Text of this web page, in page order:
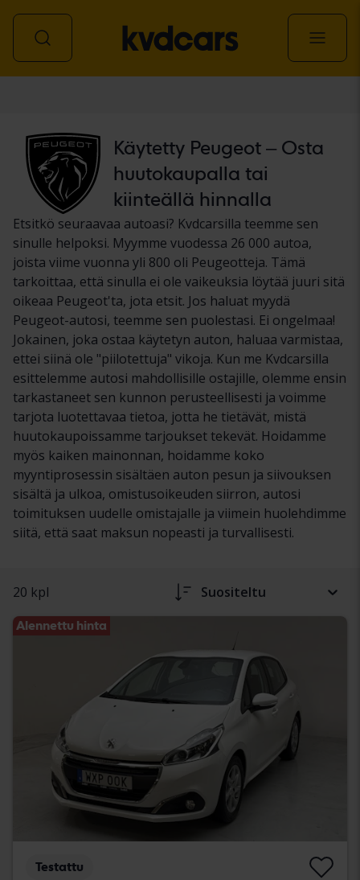
Käytetty Peugeot – Osta
huutokaupalla tai
kiinteällä hinnalla
Etsitkö seuraavaa autoasi? Kvdcarsilla teemme sen
sinulle helpoksi. Myymme vuodessa 26 000 autoa,
joista viime vuonna yli 800 oli Peugeotteja. Tämä
tarkoittaa, että sinulla ei ole vaikeuksia löytää juuri sitä
oikeaa Peugeot'ta, jota etsit. Jos haluat myydä
Peugeot-autosi, teemme sen puolestasi. Ei ongelmaa!
Jokainen, joka ostaa käytetyn auton, haluaa varmistaa,
ettei siinä ole "piilotettuja" vikoja. Kun me Kvdcarsilla
esittelemme autosi mahdollisille ostajille, olemme ensin
tarkastaneet sen kunnon perusteellisesti ja voimme
tarjota luotettavaa tietoa, jotta he tietävät, mistä
huutokaupoissamme tarjoukset tekevät. Hoidamme
myös kaiken mainonnan, hoidamme koko
myyntiprosessin sisältäen auton pesun ja siivouksen
sisältä ja ulkoa, omistusoikeuden siirron, autosi
toimituksen uudelle omistajalle ja viimein huolehdimme
siitä, että saat maksun nopeasti ja turvallisesti.
20 kpl Suositeltu
Alennettu hinta
Testattu